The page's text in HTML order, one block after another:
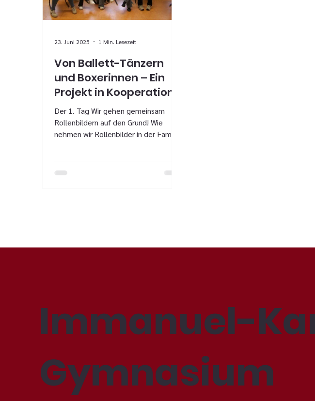
Von Ballett-Tänzern
und Boxerinnen – Ein
Projekt in Kooperation
mit dem Frauenhaus
Celle e.V.
Der 1. Tag Wir gehen gemeinsam
Rollenbildern auf den Grund! Wie
nehmen wir Rollenbilder in der Familie
23. Juni 2025 1 Min. Lesezeit
Immanuel-
Gymnasium